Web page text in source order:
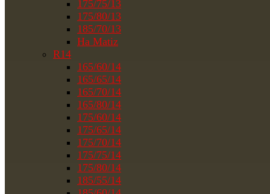
175/75/13
175/80/13
185/70/13
На Matiz
R14
165/60/14
165/65/14
165/70/14
165/80/14
175/60/14
175/65/14
175/70/14
175/75/14
175/80/14
185/55/14